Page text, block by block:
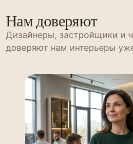
Нам доверяют
Дизайнеры, застройщики и
доверяют нам интерьеры